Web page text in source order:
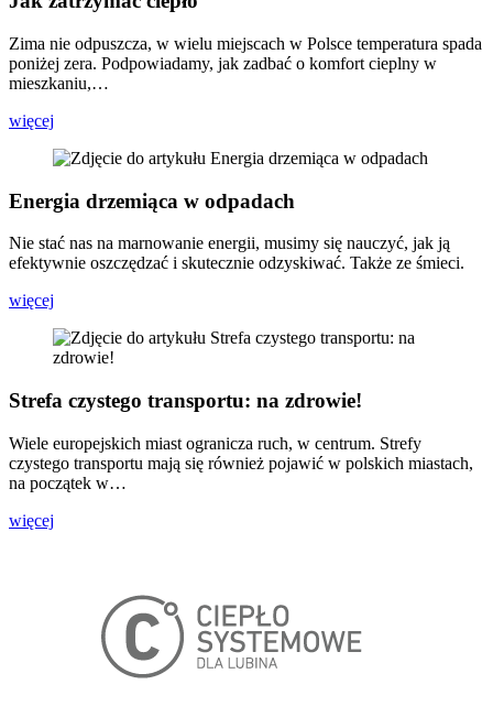
Zima nie odpuszcza, w wielu miejscach w Polsce temperatura spada
poniżej zera. Podpowiadamy, jak zadbać o komfort cieplny w
mieszkaniu,…
więcej
Energia drzemiąca w odpadach
Nie stać nas na marnowanie energii, musimy się nauczyć, jak ją
efektywnie oszczędzać i skutecznie odzyskiwać. Także ze śmieci.
więcej
Strefa czystego transportu: na zdrowie!
Wiele europejskich miast ogranicza ruch, w centrum. Strefy
czystego transportu mają się również pojawić w polskich miastach,
na początek w…
więcej